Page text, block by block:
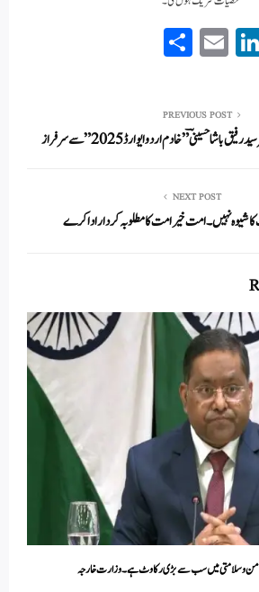
Li
nk
In
E
m
PREVIOUS POST
حسینی ؔ ”خادم اردو ایوارڈ2025 ” سے سرفراز
NEXT POST
شیوہ نہیں۔ امت خیر امت کا مطلوبہ کردار ادا کرے
و سلامتی میں سب سے بڑ ی رکاوٹ ہے۔ وزارت خارجہ